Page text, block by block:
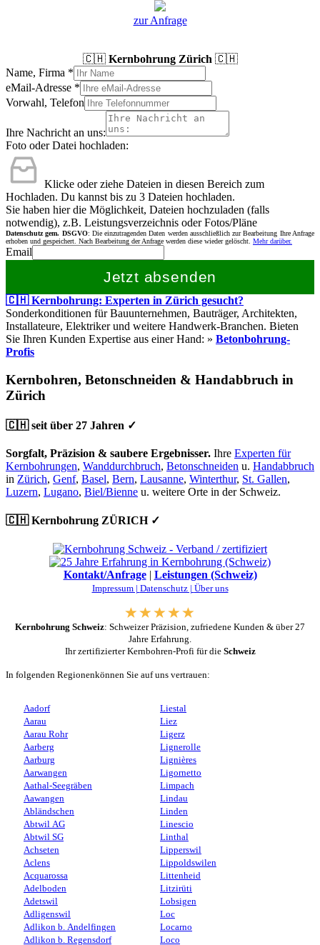
zur Anfrage
🇨🇭 Kernbohrung Zürich 🇨🇭
Name, Firma *
eMail-Adresse *
Vorwahl, Telefon
Ihre Nachricht an uns:
Foto oder Datei hochladen:
Klicke oder ziehe Dateien in diesen Bereich zum
Hochladen. Du kannst bis zu 3 Dateien hochladen.
Sie haben hier die Möglichkeit, Dateien hochzuladen (falls
notwendig), z.B. Leistungsverzeichnis oder Fotos/Pläne
Datenschutz gem. DSGVO: Die einzutragenden Daten werden ausschließlich zur Bearbeitung Ihre Anfrage
erhoben und gespeichert. Nach Bearbeitung der Anfrage werden diese wieder gelöscht. Mehr darüber.
Email
Jetzt absenden
🇨🇭 Kernbohrung: Experten in Zürich gesucht?
Sonderkonditionen für Bauunternehmen, Bauträger, Architekten,
Installateure, Elektriker und weitere Handwerk-Branchen. Bieten
Sie Ihren Kunden Expertise aus einer Hand: » Betonbohrung-
Profis
Kernbohren, Betonschneiden & Handabbruch in
Zürich
🇨🇭 seit über 27 Jahren ✓
Sorgfalt, Präzision & saubere Ergebnisser. Ihre Experten für
Kernbohrungen, Wanddurchbruch, Betonschneiden u. Handabbruch
in Zürich, Genf, Basel, Bern, Lausanne, Winterthur, St. Gallen,
Luzern, Lugano, Biel/Bienne u. weitere Orte in der Schweiz.
🇨🇭 Kernbohrung ZÜRICH ✓
Kontakt/Anfrage| Leistungen (Schweiz)
Impressum | Datenschutz | Über uns
Kernbohrung Schweiz: Schweizer Präzision, zufriedene Kunden & über 27
Jahre Erfahrung.
Ihr zertifizierter Kernbohren-Profi für die Schweiz
In folgenden Regionenkönnen Sie auf uns vertrauen:
Aadorf
Aarau
Aarau Rohr
Aarberg
Aarburg
Aarwangen
Aathal-Seegräben
Aawangen
Abländschen
Abtwil AG
Abtwil SG
Achseten
Aclens
Acquarossa
Adelboden
Adetswil
Adligenswil
Adlikon b. Andelfingen
Adlikon b. Regensdorf
Liestal
Liez
Ligerz
Lignerolle
Lignières
Ligornetto
Limpach
Lindau
Linden
Linescio
Linthal
Lipperswil
Lippoldswilen
Littenheid
Litzirüti
Lobsigen
Loc
Locarno
Loco